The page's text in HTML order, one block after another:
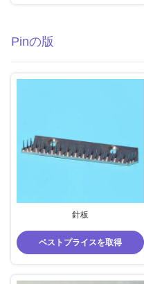
Pinの版
針板
ベストプライスを取得